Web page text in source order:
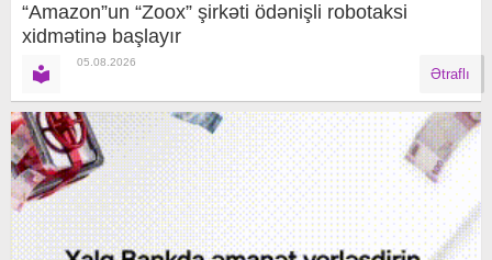
“Amazon”un “Zoox” şirkəti ödənişli robotaksi
xidmətinə başlayır
05.08.2026
Ətraflı